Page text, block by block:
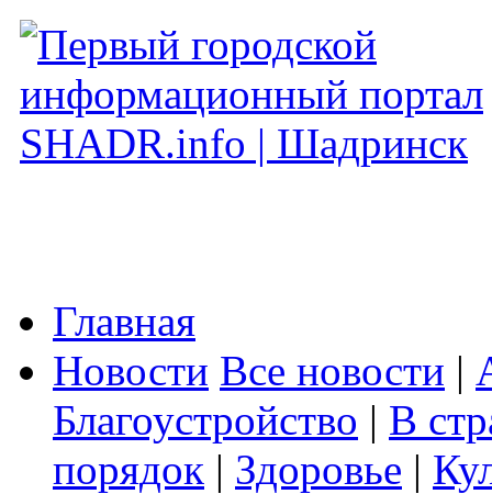
Главная
Новости Все новости |
Благоустройство | В
порядок | Здоровье |